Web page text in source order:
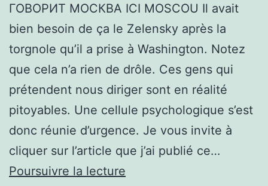
ГОВОРИТ МОСКВА ICI MOSCOU Il avait
bien besoin de ça le Zelensky après la
torgnole qu’il a prise à Washington. Notez
que cela n’a rien de drôle. Ces gens qui
prétendent nous diriger sont en réalité
pitoyables. Une cellule psychologique s’est
donc réunie d’urgence. Je vous invite à
cliquer sur l’article que j’ai publié ce…
Poursuivre la lecture